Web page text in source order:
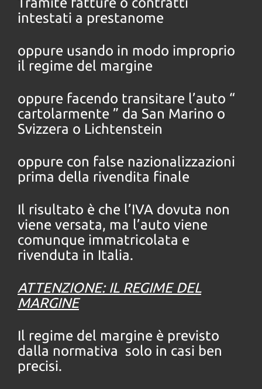
intestati a prestanome
oppure usando in modo improprio
il regime del margine
oppure facendo transitare l’auto “
cartolarmente ” da San Marino o
Svizzera o Lichtenstein
oppure con false nazionalizzazioni
prima della rivendita finale
Il risultato è che l’IVA dovuta non
viene versata, ma l’auto viene
comunque immatricolata e
rivenduta in Italia.
ATTENZIONE: IL REGIME DEL
MARGINE
Il regime del margine è previsto
dalla normativa solo in casi ben
precisi.